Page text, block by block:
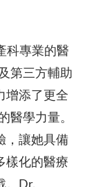
科專業的醫
第三方輔助
增添了更全
醫學力量。
，讓她具備
樣化的醫療